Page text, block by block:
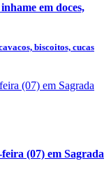
em doces,
biscoitos, cucas
(07) em Sagrada